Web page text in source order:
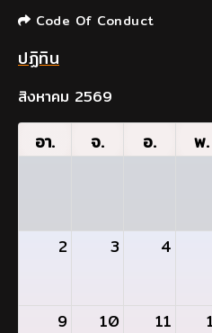
Code Of Conduct
ปฏิทิน
สิงหาคม 2569
อา. จ. อ. พ.
2 3 4
9 10 11